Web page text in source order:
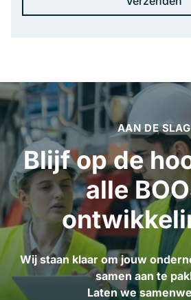
AAN DE SLAG
Blijf op de
alle
Wij staan klaar om jouw
samen aan te
Laten we